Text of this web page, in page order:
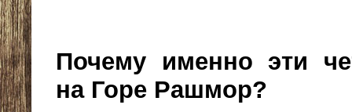
Почему именно эти
на Горе Рашмор?